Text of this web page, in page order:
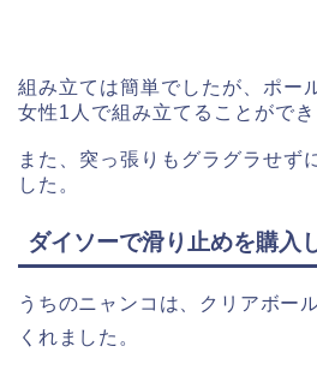
組み立ては簡単でしたが、ポー
女性1人で組み立てることができ
また、突っ張りもグラグラせず
した。
ダイソーで滑り止めを購入
うちのニャンコは、クリアボー
くれました。